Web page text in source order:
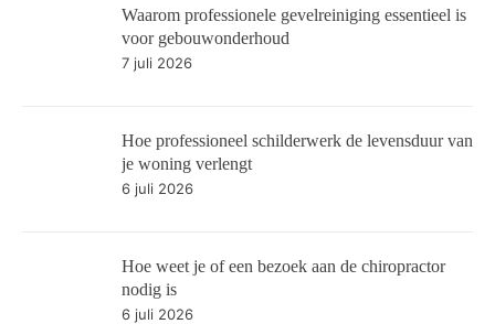
Waarom professionele gevelreiniging essentieel is
voor gebouwonderhoud
7 juli 2026
Hoe professioneel schilderwerk de levensduur van
je woning verlengt
6 juli 2026
Hoe weet je of een bezoek aan de chiropractor
nodig is
6 juli 2026